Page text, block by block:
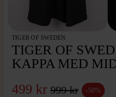
TIGER OF SWEDEN
TIGER OF
KAPPA MED
499 kr 999 kr -50%